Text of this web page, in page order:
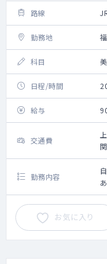
路線
勤務地
科目
日程/時間
給与
交通費
勤務内容
お気に入り